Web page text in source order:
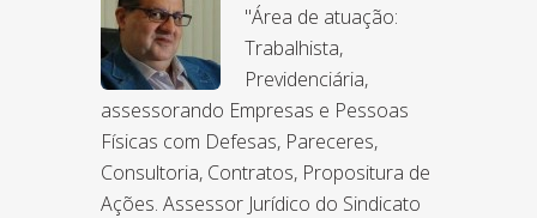
"Área de atuação:
Trabalhista,
Previdenciária,
assessorando Empresas e Pessoas
Físicas com Defesas, Pareceres,
Consultoria, Contratos, Propositura de
Ações. Assessor Jurídico do Sindicato